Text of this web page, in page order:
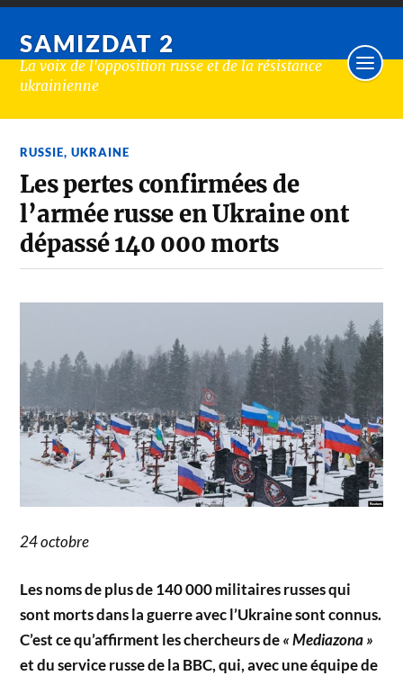
SAMIZDAT 2
La voix de l'opposition russe et de la résistance
ukrainienne
RUSSIE,UKRAINE
Les pertes confirmées de
l’armée russe en Ukraine ont
dépassé 140 000 morts
24 octobre
Les noms de plus de 140 000 militaires russes qui
sont morts dans la guerre avec l’Ukraine sont connus.
C’est ce qu’affirment les chercheurs de« Mediazona »
et du service russe de la BBC, qui, avec une équipe de